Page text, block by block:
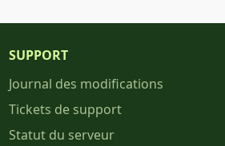
SUPPORT
Journal des modifications
Tickets de support
Statut du serveur